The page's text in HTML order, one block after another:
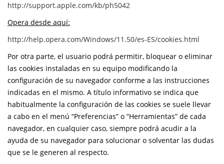
http://support.apple.com/kb/ph5042
Opera desde aquí:
http://help.opera.com/Windows/11.50/es-ES/cookies.html
Por otra parte, el usuario podrá permitir, bloquear o eliminar
las cookies instaladas en su equipo modificando la
configuración de su navegador conforme a las instrucciones
indicadas en el mismo. A título informativo se indica que
habitualmente la configuración de las cookies se suele llevar
a cabo en el menú “Preferencias” o “Herramientas” de cada
navegador, en cualquier caso, siempre podrá acudir a la
ayuda de su navegador para solucionar o solventar las dudas
que se le generen al respecto.